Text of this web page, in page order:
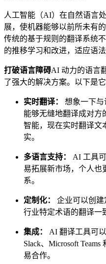
人工智能（AI）在自然语言
展，使机器能够以前所未有
传统的基于规则的翻译系统
的推移学习和改进，适应语
打破语言障碍AI 动力的语言
了强大的解决方案。以下是它
实时翻译：
想象一下
能够无缝地翻译成对方
智能，现在实时翻译文
实。
多语言支持：
AI 工具
易拓展新市场，个人也
系。
定制化：
企业可以创
行业特定术语的翻译一
集成：
AI 翻译工具可
Slack、Microsoft
易合作。